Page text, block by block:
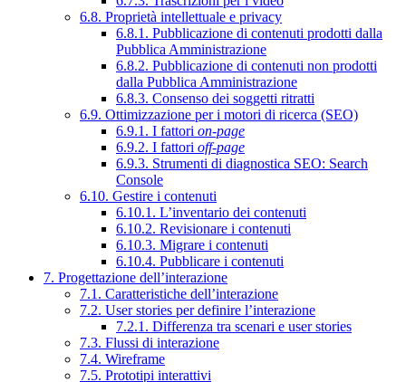
6.8. Proprietà intellettuale e privacy
6.8.1. Pubblicazione di contenuti prodotti dalla
Pubblica Amministrazione
6.8.2. Pubblicazione di contenuti non prodotti
dalla Pubblica Amministrazione
6.8.3. Consenso dei soggetti ritratti
6.9. Ottimizzazione per i motori di ricerca (SEO)
6.9.1. I fattori on-page
6.9.2. I fattori off-page
6.9.3. Strumenti di diagnostica SEO: Search
Console
6.10. Gestire i contenuti
6.10.1. L’inventario dei contenuti
6.10.2. Revisionare i contenuti
6.10.3. Migrare i contenuti
6.10.4. Pubblicare i contenuti
7. Progettazione dell’interazione
7.1. Caratteristiche dell’interazione
7.2. User stories per definire l’interazione
7.2.1. Differenza tra scenari e user stories
7.3. Flussi di interazione
7.4. Wireframe
7.5. Prototipi interattivi